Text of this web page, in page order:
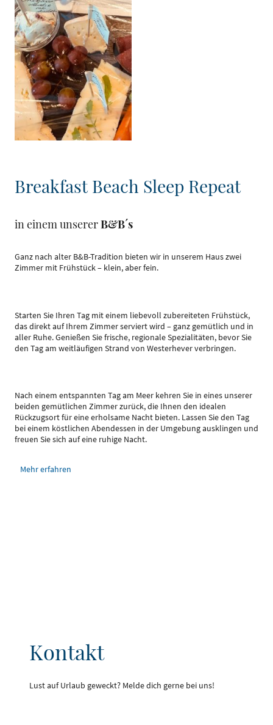
Breakfast Beach Sleep Repeat
in einem unsererB&B´s
Ganz nach alter B&B-Tradition bieten wir in unserem Haus zwei
Zimmer mit Frühstück – klein, aber fein.
Starten Sie Ihren Tag mit einem liebevoll zubereiteten Frühstück,
das direkt auf Ihrem Zimmer serviert wird – ganz gemütlich und in
aller Ruhe. Genießen Sie frische, regionale Spezialitäten, bevor Sie
den Tag am weitläufigen Strand von Westerhever verbringen.
Nach einem entspannten Tag am Meer kehren Sie in eines unserer
beiden gemütlichen Zimmer zurück, die Ihnen den idealen
Rückzugsort für eine erholsame Nacht bieten. Lassen Sie den Tag
bei einem köstlichen Abendessen in der Umgebung ausklingen und
freuen Sie sich auf eine ruhige Nacht.
Mehr erfahren
Kontakt
Lust auf Urlaub geweckt? Melde dich gerne bei uns!